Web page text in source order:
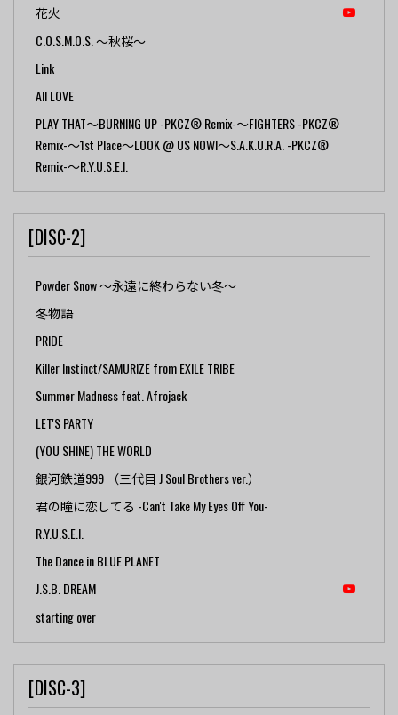
花火
C.O.S.M.O.S. ～秋桜～
Link
All LOVE
PLAY THAT～BURNING UP -PKCZ® Remix-～FIGHTERS -PKCZ®
Remix-～1st Place～LOOK @ US NOW!～S.A.K.U.R.A. -PKCZ®
Remix-～R.Y.U.S.E.I.
[DISC-2]
Powder Snow ～永遠に終わらない冬～
冬物語
PRIDE
Killer Instinct/SAMURIZE from EXILE TRIBE
Summer Madness feat. Afrojack
LET'S PARTY
(YOU SHINE) THE WORLD
銀河鉄道999 （三代目 J Soul Brothers ver.）
君の瞳に恋してる -Can't Take My Eyes Off You-
R.Y.U.S.E.I.
The Dance in BLUE PLANET
J.S.B. DREAM
starting over
[DISC-3]